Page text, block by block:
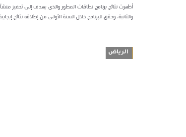
أظهرت نتائج برنامج نطاقات المطور والذي يهدف إلى تحفيز
والثانية، وحقق البرنامج خلال السنة الأولى من إطلاقه نتائج
الرياض